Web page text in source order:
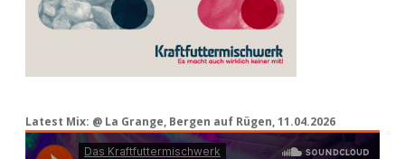
Latest Mix: @ La Grange, Bergen auf Rügen, 11.04.2026